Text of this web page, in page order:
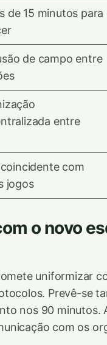
de 15 minutos para
de campo entre
entre
com
jogos
o novo
uniformizar
Prevê-se
nos 90 minutos.
com os